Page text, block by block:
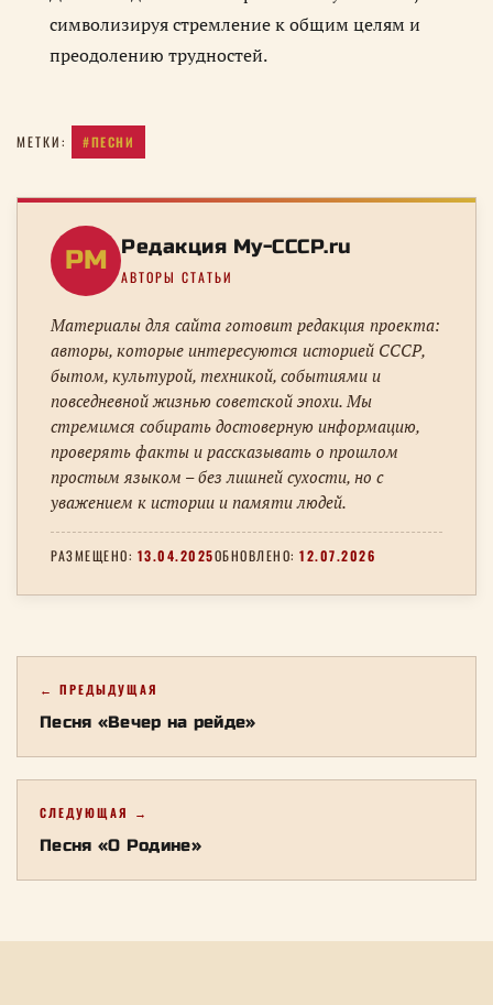
символизируя стремление к общим целям и
преодолению трудностей.
МЕТКИ: #ПЕСНИ
РM Редакция My-CCCP.ru
АВТОРЫ СТАТЬИ
Материалы для сайта готовит редакция проекта:
авторы, которые интересуются историей СССР,
бытом, культурой, техникой, событиями и
повседневной жизнью советской эпохи. Мы
стремимся собирать достоверную информацию,
проверять факты и рассказывать о прошлом
простым языком – без лишней сухости, но с
уважением к истории и памяти людей.
РАЗМЕЩЕНО: 13.04.2025ОБНОВЛЕНО: 12.07.2026
← ПРЕДЫДУЩАЯ
Песня «Вечер на рейде»
СЛЕДУЮЩАЯ →
Песня «О Родине»